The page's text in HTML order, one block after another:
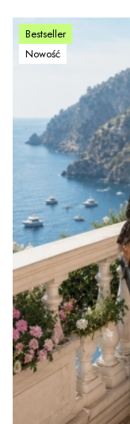
Bestseller
Nowość